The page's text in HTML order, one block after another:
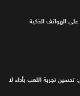
الهواتف الذكية